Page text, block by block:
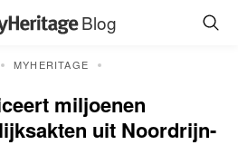
Blog
MYHERITAGE
miljoenen
uit Noordrijn-